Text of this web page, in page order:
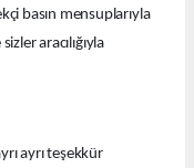
basın mensuplarıyla
aracılığıyla
ayrı teşekkür